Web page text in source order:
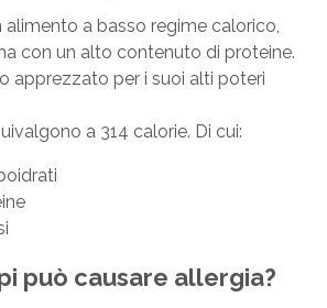
alimento a basso regime calorico,
con un alto contenuto di proteine.
apprezzato per i suoi alti poteri
a 314 calorie. Di cui:
può causare allergia?